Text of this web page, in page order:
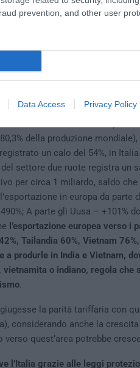
prevention, and other user
Data Access Privacy Policy
. Ma oggi questo
della produzione
un calo del 54%, in
settore due ruote registra un
per circa 1 miliardo, saldo
in europa da parte
A parte gli Uusa – +101%
l’esportazione europea verso i
Tailandia 60%, Vietnam
a produrle in India e Vietnam,
vietnamita o indiano, regola che
.
la parità tariffaria con
considerando anche la
quest’area potrebbe
l’Italia grazie alle leggi